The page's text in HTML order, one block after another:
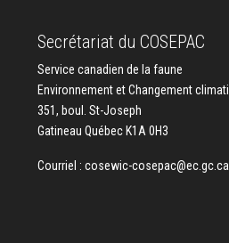
Secrétariat du COSEPAC
Service canadien de la faune
Environnement et Changement
351, boul. St-Joseph
Gatineau Québec K1A 0H3
Courriel : cosewic-cosepac@ec.gc.ca